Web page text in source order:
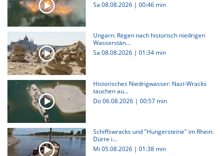
Sa 08.08.2026 | 00:46 min
Ungarn: Regen nach historisch niedrigen
Wasserstän...
Sa 08.08.2026 | 01:34 min
Historisches Niedrigwasser: Nazi-Wracks
tauchen au...
Do 06.08.2026 | 00:57 min
Schiffswracks und "Hungersteine" im Rhein:
Dürre i...
Mi 05.08.2026 | 01:38 min